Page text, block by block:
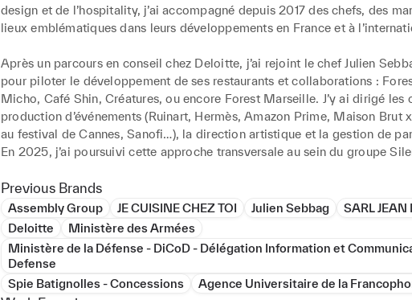
design et de l’hospitality, j’ai accompagné depuis 2017 des chefs, des
lieux emblématiques dans leurs développements en France et à
Après un parcours en conseil chez Deloitte, j’ai rejoint le chef Julien
pour piloter le développement de ses restaurants et collaborations :
Micho, Café Shin, Créatures, ou encore Forest Marseille. J’y ai dirigé les
production d’événements (Ruinart, Hermès, Amazon Prime, Maison Brut
au festival de Cannes, Sanofi…), la direction artistique et la gestion de
En 2025, j’ai poursuivi cette approche transversale au sein du groupe
(Assembly), où j’ai piloté la rénovation du Silencio à Paris, le
Wanderlust, la construction d'un food truck sur son parvis et la
vinyle bar à Ibiza — en lien avec les architectes, les équipes
partenaires.
Mon moteur : allier création, précision opérationnelle et sens du détail
transformer une idée en expérience concrète.
🎯 Aujourd’hui, je cherche à rejoindre une maison, un groupe ou une
Previous Brands
Assembly Group JE CUISINE CHEZ TOI Julien Sebbag
SARL JEAN
Deloitte
Ministère des Armées
Ministère de la Défense - DiCoD - Délégation Information et
Defense
Spie Batignolles - Concessions
Agence Universitaire de la